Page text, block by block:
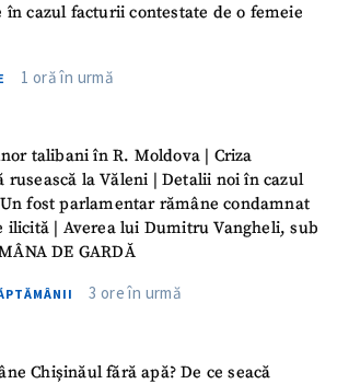
în cazul facturii contestate de o femeie
1 oră în urmă
talibani în R. Moldova | Criza
rusească la Văleni | Detalii noi în cazul
fost parlamentar rămâne condamnat
| Averea lui Dumitru Vangheli, sub
DE GARDĂ
3 ore în urmă
Chișinăul fără apă? De ce seacă